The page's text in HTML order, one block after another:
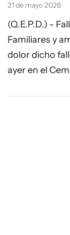
21 de mayo 2026
(Q.E.P.D.) -
Familiares y
dolor dicho
ayer en el